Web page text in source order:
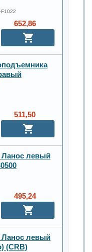
652,86
511,50
Ланос левый
495,24
Ланос левый
(CRB)